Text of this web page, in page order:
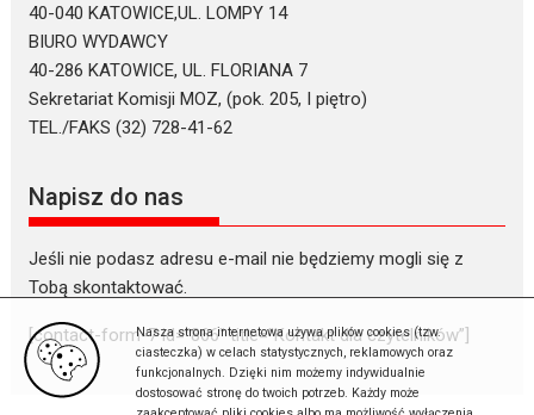
Nasza strona internetowa używa plików cookies (tzw.
ciasteczka) w celach statystycznych, reklamowych oraz
funkcjonalnych. Dzięki nim możemy indywidualnie
dostosować stronę do twoich potrzeb. Każdy może
40-040 KATOWICE,UL. LOMPY 14
BIURO WYDAWCY
40-286 KATOWICE, UL. FLORIANA 7
Sekretariat Komisji MOZ, (pok. 205, I piętro)
TEL./FAKS (32) 728-41-62
Napisz do nas
Jeśli nie podasz adresu e-mail nie będziemy mogli się z
Tobą skontaktować.
[contact-form-7 id=”866″ title=”Kontakt dla czytelników”]